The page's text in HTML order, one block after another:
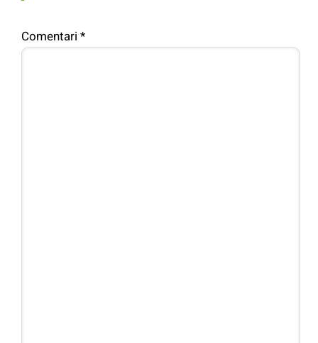
Comentari *